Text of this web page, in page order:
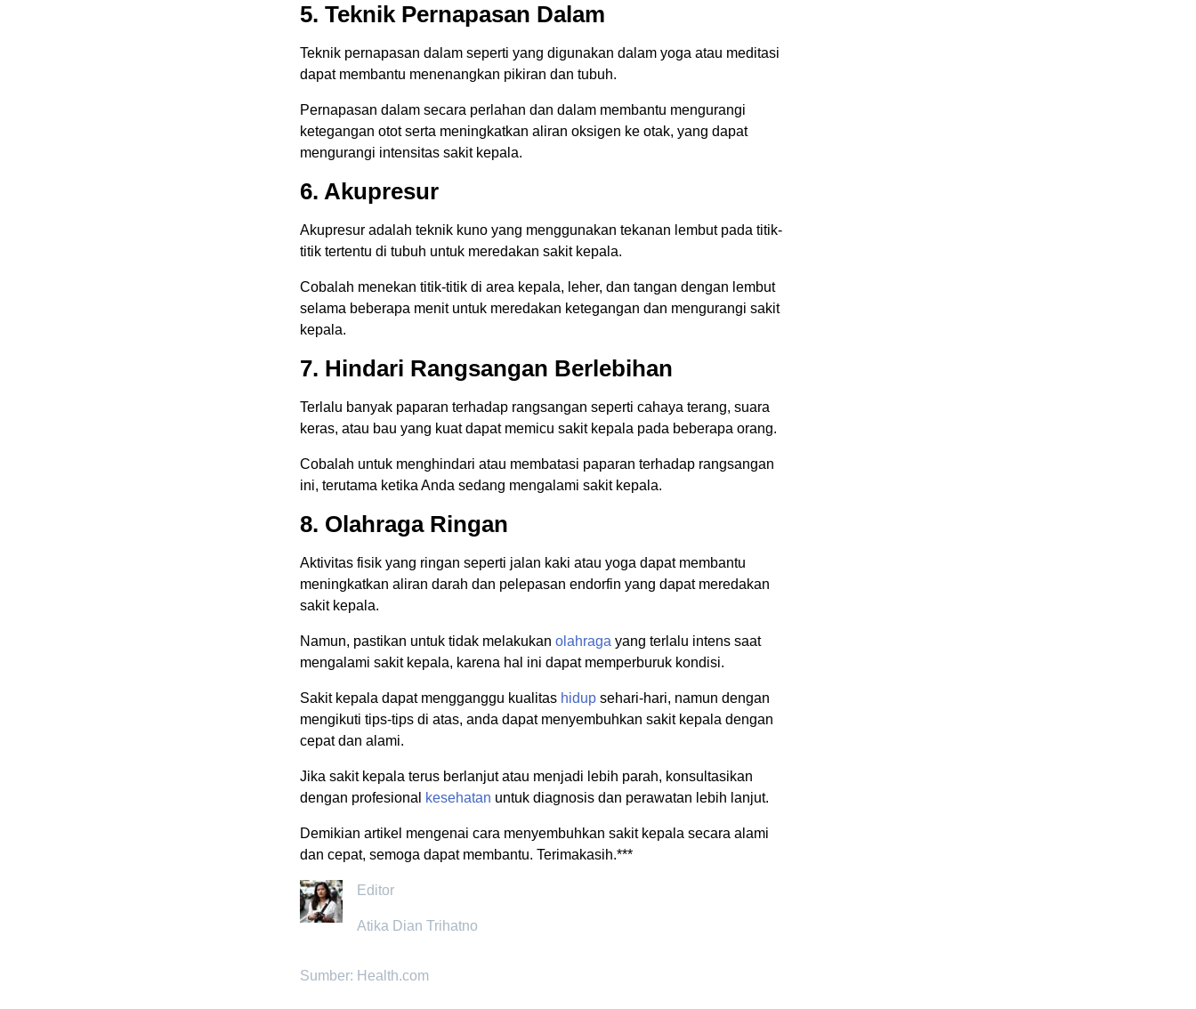
5. Teknik Pernapasan Dalam
Teknik pernapasan dalam seperti yang digunakan dalam yoga atau meditasi
dapat membantu menenangkan pikiran dan tubuh.
Pernapasan dalam secara perlahan dan dalam membantu mengurangi
ketegangan otot serta meningkatkan aliran oksigen ke otak, yang dapat
mengurangi intensitas sakit kepala.
6. Akupresur
Akupresur adalah teknik kuno yang menggunakan tekanan lembut pada titik-
titik tertentu di tubuh untuk meredakan sakit kepala.
Cobalah menekan titik-titik di area kepala, leher, dan tangan dengan lembut
selama beberapa menit untuk meredakan ketegangan dan mengurangi sakit
kepala.
7. Hindari Rangsangan Berlebihan
Terlalu banyak paparan terhadap rangsangan seperti cahaya terang, suara
keras, atau bau yang kuat dapat memicu sakit kepala pada beberapa orang.
Cobalah untuk menghindari atau membatasi paparan terhadap rangsangan
ini, terutama ketika Anda sedang mengalami sakit kepala.
8. Olahraga Ringan
Aktivitas fisik yang ringan seperti jalan kaki atau yoga dapat membantu
meningkatkan aliran darah dan pelepasan endorfin yang dapat meredakan
sakit kepala.
Namun, pastikan untuk tidak melakukan olahraga yang terlalu intens saat
mengalami sakit kepala, karena hal ini dapat memperburuk kondisi.
Sakit kepala dapat mengganggu kualitas hidup sehari-hari, namun dengan
mengikuti tips-tips di atas, anda dapat menyembuhkan sakit kepala dengan
cepat dan alami.
Jika sakit kepala terus berlanjut atau menjadi lebih parah, konsultasikan
dengan profesional kesehatan untuk diagnosis dan perawatan lebih lanjut.
Demikian artikel mengenai cara menyembuhkan sakit kepala secara alami
dan cepat, semoga dapat membantu. Terimakasih.***
Editor
Atika Dian Trihatno
Sumber: Health.com